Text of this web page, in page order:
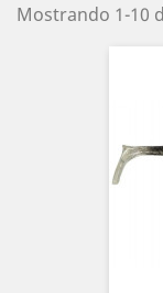
Mostrando 1-10